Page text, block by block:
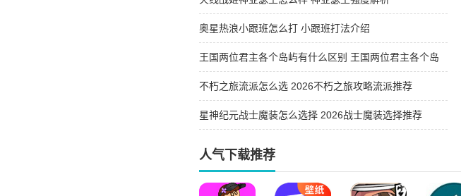
奥星热浪小跟班怎么打 小跟班打法介绍
王国两位君主各个岛屿有什么区别 王国两位君主各个岛
屿的异同
不朽之旅流派怎么选 2026不朽之旅攻略流派推荐
星神纪元战士魔装怎么选择 2026战士魔装选择推荐
人气下载推荐